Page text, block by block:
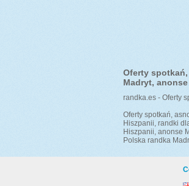
Oferty
Madryt,
randka.es - Oferty
Oferty spotkań,
Hiszpanii, randki
Hiszpanii, anonse
Polska randka